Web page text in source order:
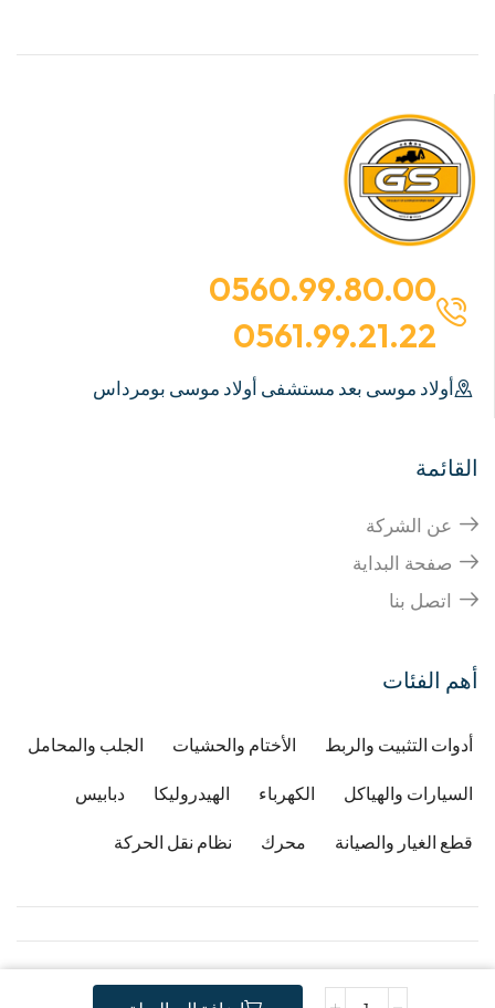
0560.99.80.00
0561.99.21.22
أولاد موسى بعد مستشفى أولاد موسى بومرداس
القائمة
عن الشركة
صفحة البداية
اتصل بنا
أهم الفئات
أدوات التثبيت والربط الأختام والحشيات الجلب والمحامل
السيارات والهياكل الكهرباء الهيدروليكا دبابيس
قطع الغيار والصيانة محرك نظام نقل الحركة
Copyright © 2026Developped by Djafri idir